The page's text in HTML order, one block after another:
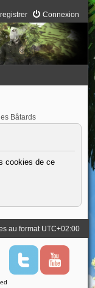
Connexion
Bâtards
cookies de ce
au format UTC+02:00
T
i
Y
u